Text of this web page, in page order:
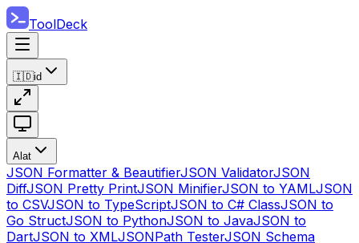
ToolDeck
🇮🇩id
Alat
JSON Formatter & BeautifierJSON ValidatorJSON
DiffJSON Pretty PrintJSON MinifierJSON to YAMLJSON
to CSVJSON to TypeScriptJSON to C# ClassJSON to
Go StructJSON to PythonJSON to JavaJSON to
DartJSON to XMLJSONPath TesterJSON Schema